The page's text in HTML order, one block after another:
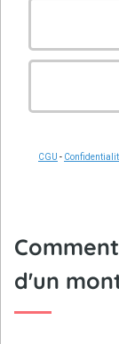
CGU -
d'un